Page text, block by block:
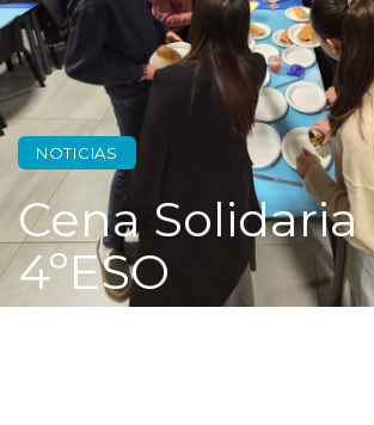
NOTICIAS
Cena Solidaria
4ºESO